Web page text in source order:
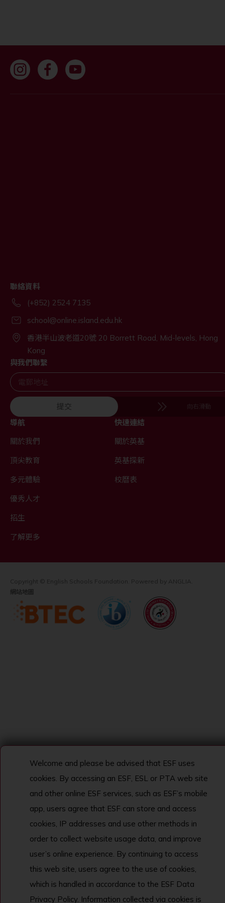
聯絡資料
(+852) 2524 7135
school@online.island.edu.hk
香港半山波老道20號 20 Borrett Road, Mid-levels, Hong
Kong
與我們聯繫
提交 向右滑動
導航
關於我們
頂尖教育
多元體驗
優秀人才
招生
了解更多
快速連結
關於英基
英基探新
校曆表
Copyright © English Schools Foundation. Powered by ANGLIA
網站地圖
Welcome and please be advised that ESF uses
cookies. By accessing an ESF, ESL or PTA web site
and other online ESF services, such as ESF’s mobile
app, users agree that ESF can store and access
cookies, IP addresses and use other methods in
order to collect website usage data, and improve
user’s online experience. By continuing to access
this web site, users agree to the use of cookies,
which is handled in accordance to the ESF Data
Privacy Policy. Information collected via cookies is